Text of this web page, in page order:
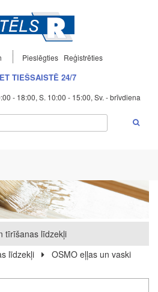
Pieslēgties Reģistrēties
TIEŠSAISTĒ 24/7
- 18:00, S. 10:00 - 15:00, Sv. - brīvdiena
tīrīšanas līdzekļi
līdzekļi
OSMO eļļas un vaski